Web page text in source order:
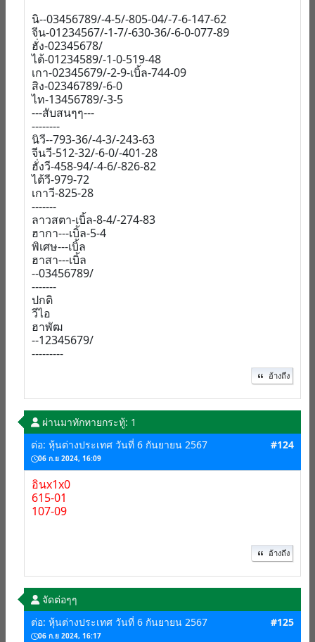
นิ--03456789/-4-5/-805-04/-7-6-147-62
จีน-01234567/-1-7/-630-36/-6-0-077-89
ฮั่ง-02345678/
ไต้-01234589/-1-0-519-48
เกา-02345679/-2-9-เบิ้ล-744-09
สิง-02346789/-6-0
ไท-13456789/-3-5
---สับสนๆๆ---
--------
นิวี--793-36/-4-3/-243-63
จีนวี-512-32/-6-0/-401-28
ฮั่งวี-458-94/-4-6/-826-82
ไต้วี-979-72
เกาวี-825-28
-------
ลาวสตา-เบิ้ล-8-4/-274-83
ฮากา---เบิ้ล-5-4
พิเศษ---เบิ้ล
ฮาสา---เบิ้ล
--03456789/
-------
ปกติ
วีไอ
ฮาพัฒ
--12345679/
---------
อ้างถึง
ผ่านมาทักทายกระทู้: 1
ต่อ: หุ้นต่างประเทศ วันที่ 6 กันยายน 2567
06 ก.ย 2024, 16:09
#124
อินx1x0
615-01
107-09
อ้างถึง
จัดต่อๆๆ
ต่อ: หุ้นต่างประเทศ วันที่ 6 กันยายน 2567
06 ก.ย 2024, 16:17
#125